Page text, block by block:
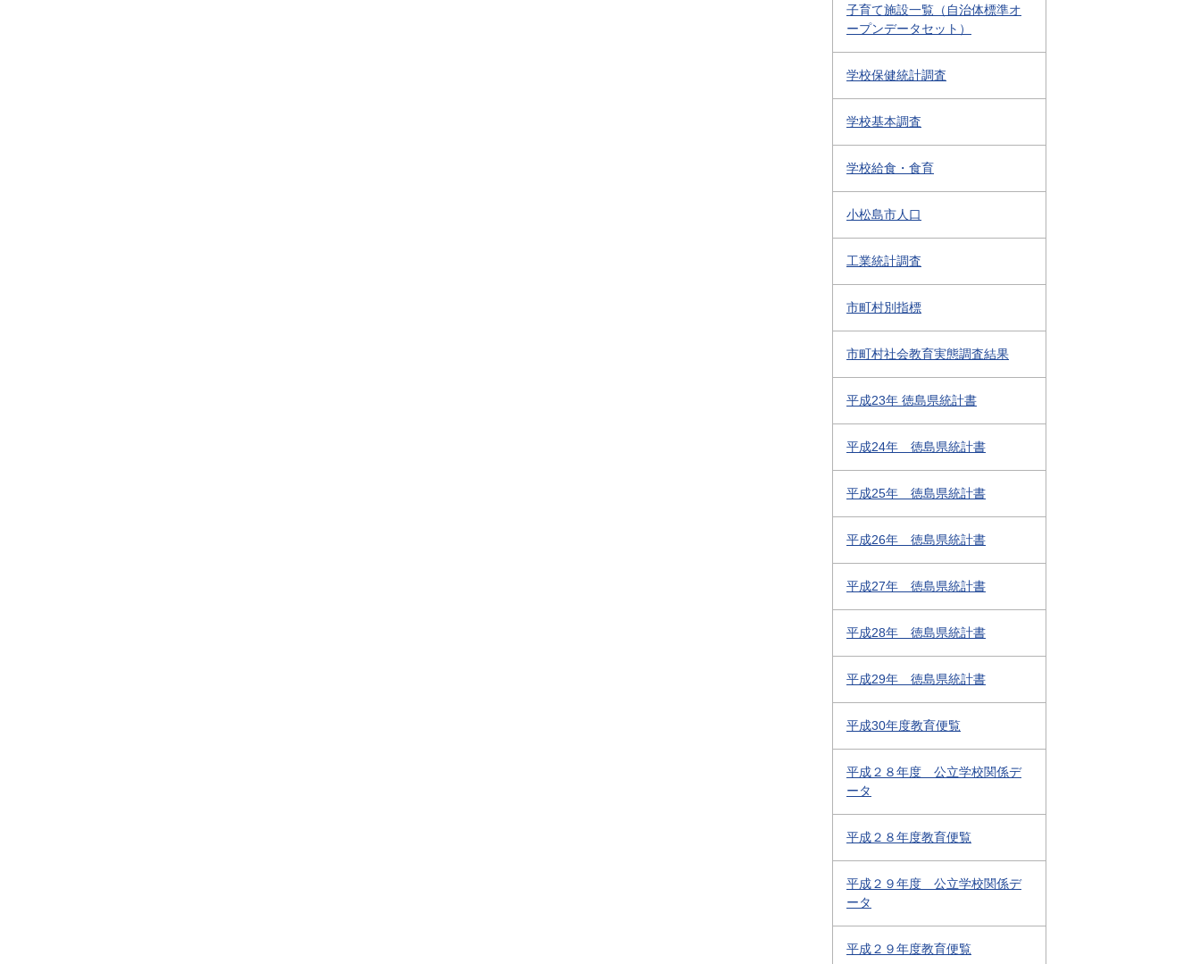
子育て施設一覧（自治体標準オ
ープンデータセット）
学校保健統計調査
学校基本調査
学校給食・食育
小松島市人口
工業統計調査
市町村別指標
市町村社会教育実態調査結果
平成23年 徳島県統計書
平成24年 徳島県統計書
平成25年 徳島県統計書
平成26年 徳島県統計書
平成27年 徳島県統計書
平成28年 徳島県統計書
平成29年 徳島県統計書
平成30年度教育便覧
平成２８年度 公立学校関係デ
ータ
平成２８年度教育便覧
平成２９年度 公立学校関係デ
ータ
平成２９年度教育便覧